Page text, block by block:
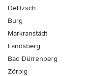
Delitzsch
Burg
Markranstädt
Landsberg
Bad Dürrenberg
Zörbig